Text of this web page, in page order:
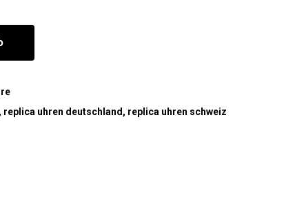
, replica uhren deutschland , replica uhren schweiz